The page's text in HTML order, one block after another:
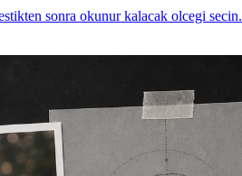
sonra okunur kalacak olcegi secin.